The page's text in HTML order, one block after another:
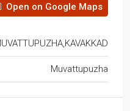
Open on Google Maps
Muvattupuzha